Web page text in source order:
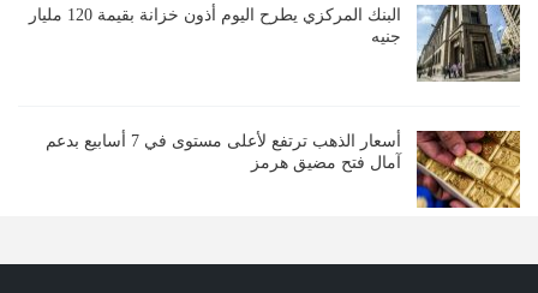
البنك المركزي يطرح اليوم أذون خزانة بقيمة 120 مليار
جنيه
أسعار الذهب ترتفع لأعلى مستوى في 7 أسابيع بدعم
آمال فتح مضيق هرمز